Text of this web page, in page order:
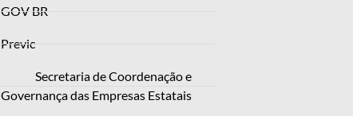
GOV BR
Previc
Secretaria de Coordenação e
Governança das Empresas Estatais